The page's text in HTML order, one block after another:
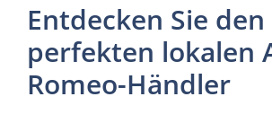
Entdecken Sie den
perfekten lokalen
Romeo-Händler